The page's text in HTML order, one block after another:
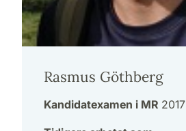
Rasmus Göthberg
Kandidatexamen i MR 2017